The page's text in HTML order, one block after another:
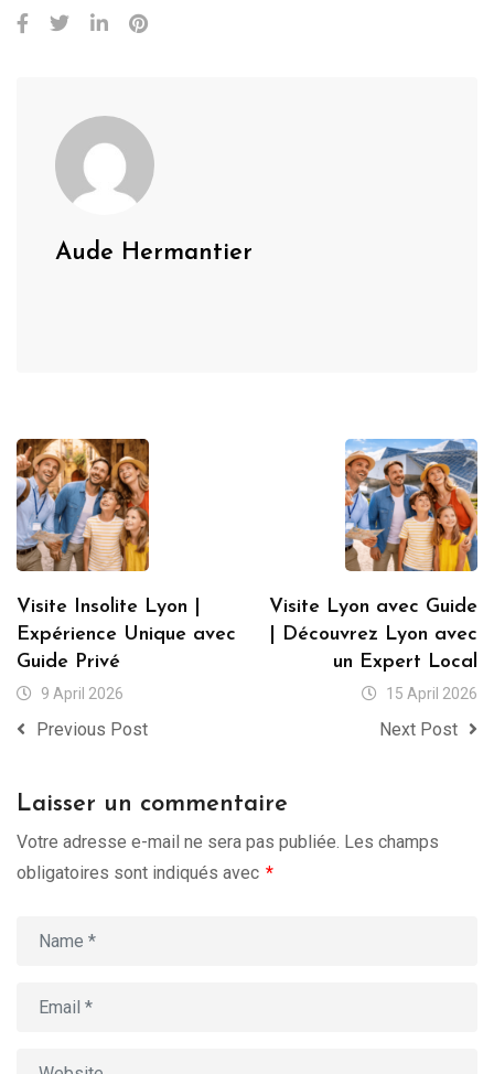
Aude Hermantier
Visite Insolite Lyon |
Expérience Unique avec
Guide Privé
9 April 2026
Previous Post
Visite Lyon avec Guide
| Découvrez Lyon avec
un Expert Local
15 April 2026
Next Post
Laisser un commentaire
Votre adresse e-mail ne sera pas publiée. Les champs
obligatoires sont indiqués avec *